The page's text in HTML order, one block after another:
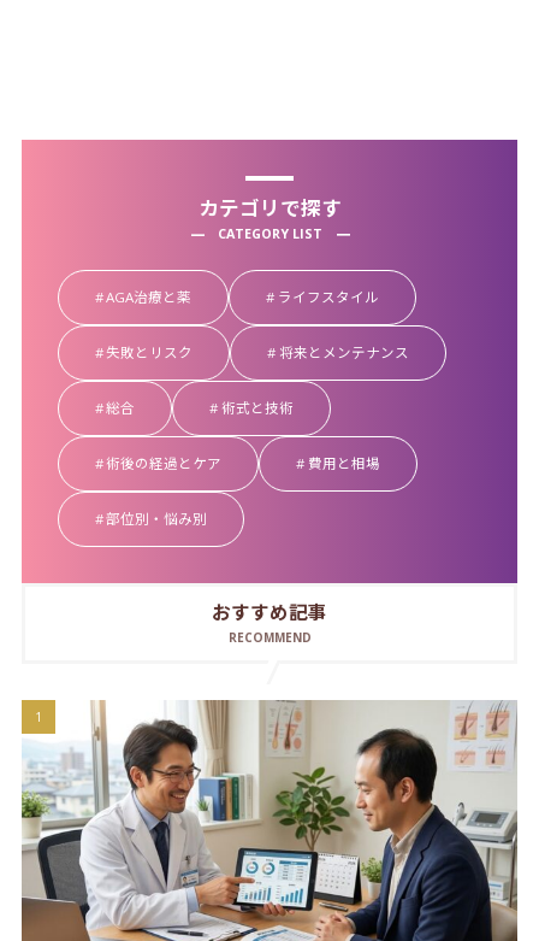
カテゴリで探す
CATEGORY LIST
AGA治療と薬 ライフスタイル
失敗とリスク 将来とメンテナンス
総合 術式と技術
術後の経過とケア 費用と相場
部位別・悩み別
おすすめ記事
RECOMMEND